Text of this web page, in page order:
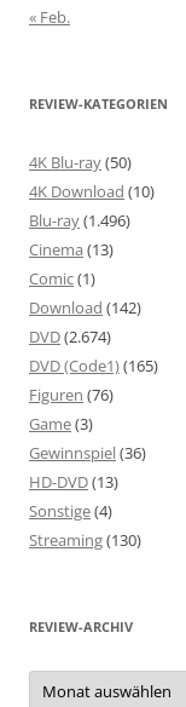
« Feb.
REVIEW-KATEGORIEN
4K Blu-ray(50)
4K Download (10)
Blu-ray(1.496)
Cinema (13)
Comic(1)
Download (142)
DVD(2.674)
DVD (Code1)(165)
Figuren (76)
Game(3)
Gewinnspiel(36)
HD-DVD(13)
Sonstige(4)
Streaming(130)
REVIEW-ARCHIV
Review-
Archiv